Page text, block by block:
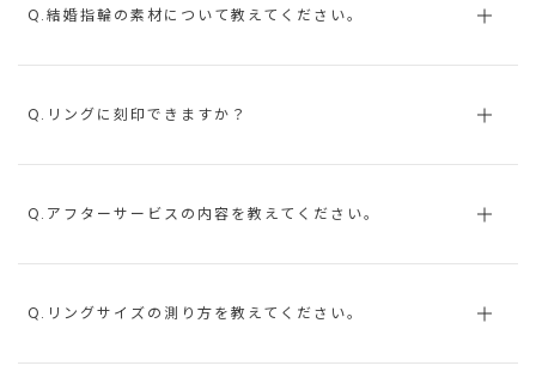
Q.結婚指輪の素材について教えてください。
Q.リングに刻印できますか？
Q.アフターサービスの内容を教えてください。
Q.リングサイズの測り方を教えてください。